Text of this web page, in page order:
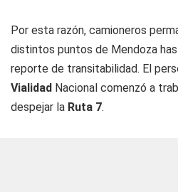
Por esta razón, camioneros
distintos puntos de Mendoza
reporte de transitabilidad. El
Vialidad Nacional comenzó a
despejar la Ruta 7.